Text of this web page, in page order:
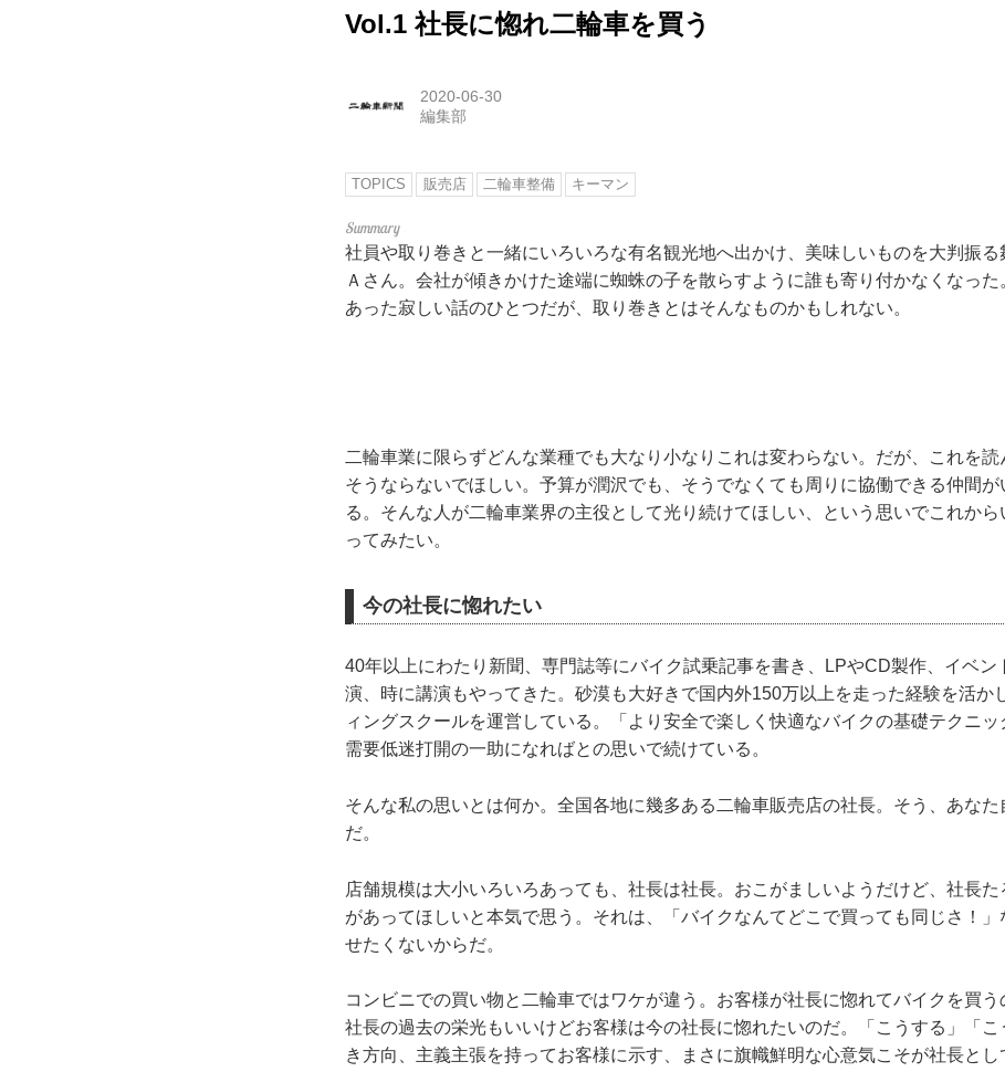
Vol.1 社長に惚れ二輪車を買う
2020-06-30
編集部
TOPICS 販売店 二輪車整備 キーマン
社員や取り巻きと一緒にいろいろな有名観光地へ出かけ、美味しいものを大判振
Ａさん。会社が傾きかけた途端に蜘蛛の子を散らすように誰も寄り付かなくなっ
あった寂しい話のひとつだが、取り巻きとはそんなものかもしれない。
二輪車業に限らずどんな業種でも大なり小なりこれは変わらない。だが、これを
そうならないでほしい。予算が潤沢でも、そうでなくても周りに協働できる仲間
る。そんな人が二輪車業界の主役として光り続けてほしい、という思いでこれか
ってみたい。
今の社長に惚れたい
40年以上にわたり新聞、専門誌等にバイク試乗記事を書き、LPやCD製作、イベン
演、時に講演もやってきた。砂漠も大好きで国内外150万以上を走った経験を活か
ィングスクールを運営している。「より安全で楽しく快適なバイクの基礎テクニッ
需要低迷打開の一助になればとの思いで続けている。
そんな私の思いとは何か。全国各地に幾多ある二輪車販売店の社長。そう、あな
だ。
店舗規模は大小いろいろあっても、社長は社長。おこがましいようだけど、社長た
があってほしいと本気で思う。それは、「バイクなんてどこで買っても同じさ！」
せたくないからだ。
コンビニでの買い物と二輪車ではワケが違う。お客様が社長に惚れてバイクを買
社長の過去の栄光もいいけどお客様は今の社長に惚れたいのだ。「こうする」「
き方向、主義主張を持ってお客様に示す、まさに旗幟鮮明な心意気こそが社長と